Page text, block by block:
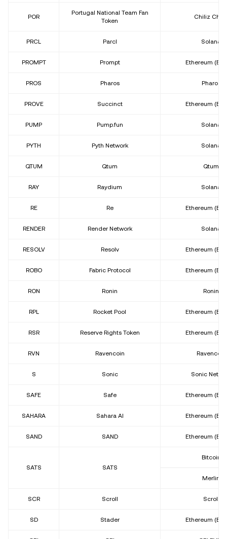
POR
Portugal National Team Fan
Token
Chiliz
PRCL Parcl Solana
PROMPT Prompt Ethereum
PROS Pharos Pharos
PROVE Succinct Ethereum
PUMP Pump.fun Solana
PYTH Pyth Network Solana
QTUM Qtum Qtum
RAY Raydium Solana
RE Re Ethereum
RENDER Render Network Solana
RESOLV Resolv Ethereum
ROBO Fabric Protocol Ethereum
RON Ronin Ronin
RPL Rocket Pool Ethereum
RSR Reserve Rights Token Ethereum
RVN Ravencoin Ravencoin
S Sonic Sonic
SAFE Safe Ethereum
SAHARA Sahara AI Ethereum
SAND SAND Ethereum
SATS SATS
Bitcoin
Merlin
SCR Scroll Scroll
SD Stader Ethereum